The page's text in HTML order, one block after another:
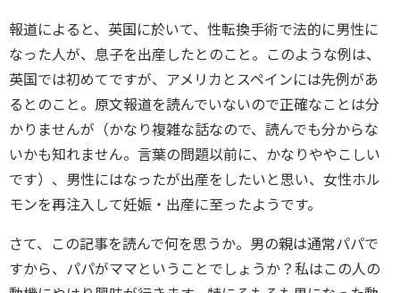
報道によると、英国に於いて、性転換手術で法的に男性に
なった人が、息子を出産したとのこと。このような例は、
英国では初めてですが、アメリカとスペインには先例があ
るとのこと。原文報道を読んでいないので正確なことは分
かりませんが（かなり複雑な話なので、読んでも分からな
いかも知れません。言葉の問題以前に、かなりややこしい
です）、男性にはなったが出産をしたいと思い、女性ホル
モンを再注入して妊娠・出産に至ったようです。
さて、この記事を読んで何を思うか。男の親は通常パパで
すから、パパがママということでしょうか？私はこの人の